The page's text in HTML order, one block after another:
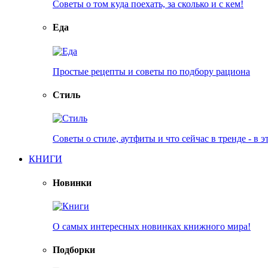
Советы о том куда поехать, за сколько и с кем!
Еда
Простые рецепты и советы по подбору рациона
Стиль
Советы о стиле, аутфиты и что сейчас в тренде - в
КНИГИ
Новинки
О самых интересных новинках книжного мира!
Подборки